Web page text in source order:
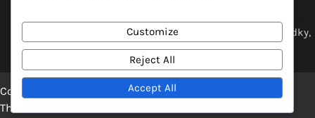
Monster Legends Akce s Dárky Zdarma: Sezónní nabídky,
Dárky na omezenou dobu, Účast
Copyright © 2026 daniken.czTheme: Blog Point By
Themes
Customize
Reject All
Accept All